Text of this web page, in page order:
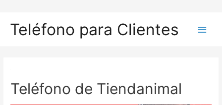
contenido
Teléfono para Clientes
Teléfono de Tiendanimal